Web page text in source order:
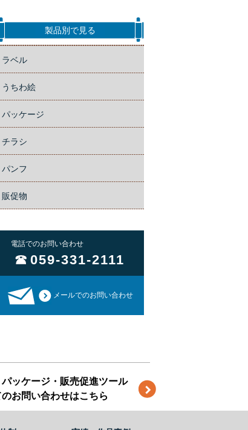
製品別で見る
ラベル
うちわ絵
パッケージ
チラシ
パンフ
販促物
電話でのお問い合わせ
059-331-2111
メールでのお問い合わせ
ッケージ・販売促進ツール
お問い合わせはこちら